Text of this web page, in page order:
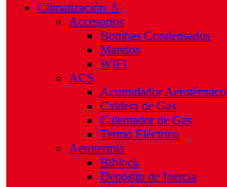
Climatización 💧
Accesorios
Bombas Condensados
Mandos
WIFI
ACS
Acumulador Aerotérmico
Caldera de Gas
Calentador de Gas
Termo Eléctrico
Aerotermia
Biblock
Depósito de Inercia